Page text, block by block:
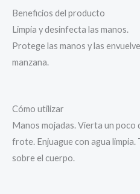
Beneficios del producto
Limpia y desinfecta las manos.
Protege las manos y las
manzana.
Cómo utilizar
Manos mojadas. Vierta un poco
frote. Enjuague con agua limpia.
sobre el cuerpo.